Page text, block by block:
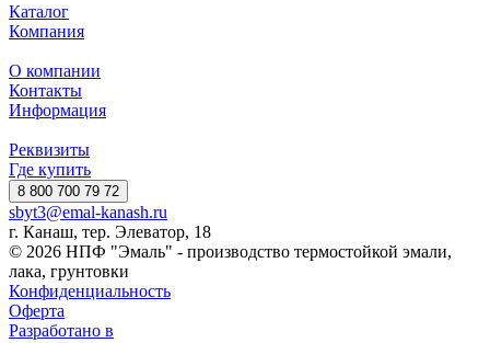
Каталог
Компания
О компании
Контакты
Информация
Реквизиты
Где купить
8 800 700 79 72
sbyt3@emal-kanash.ru
г. Канаш, тер. Элеватор, 18
© 2026 НПФ "Эмаль" - производство термостойкой эмали,
лака, грунтовки
Конфиденциальность
Оферта
Разработано в